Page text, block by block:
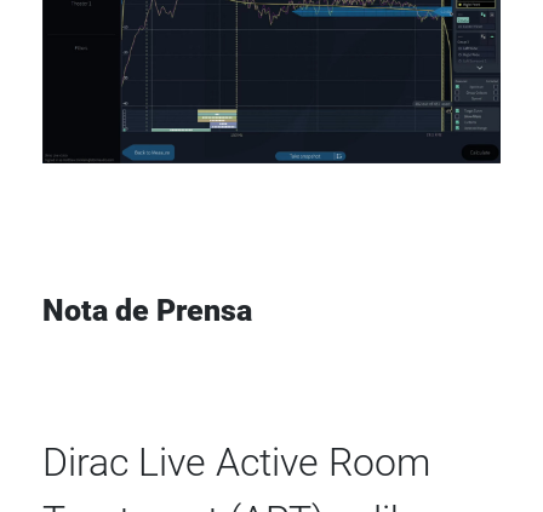
Nota de Prensa
Dirac Live Active Room